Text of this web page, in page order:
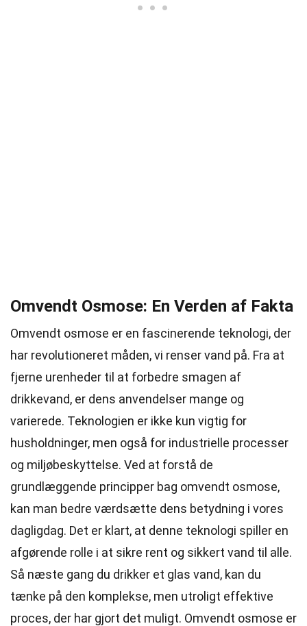
Omvendt Osmose: En Verden af Fakta
Omvendt osmose er en fascinerende teknologi, der
har revolutioneret måden, vi renser vand på. Fra at
fjerne urenheder til at forbedre smagen af
drikkevand, er dens anvendelser mange og
varierede. Teknologien er ikke kun vigtig for
husholdninger, men også for industrielle processer
og miljøbeskyttelse. Ved at forstå de
grundlæggende principper bag omvendt osmose,
kan man bedre værdsætte dens betydning i vores
dagligdag. Det er klart, at denne teknologi spiller en
afgørende rolle i at sikre rent og sikkert vand til alle.
Så næste gang du drikker et glas vand, kan du
tænke på den komplekse, men utroligt effektive
proces, der har gjort det muligt. Omvendt osmose er